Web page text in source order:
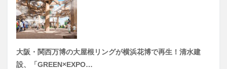
大阪・関西万博の大屋根リングが横浜花博で再生！清水建
設、「GREEN×EXPO…